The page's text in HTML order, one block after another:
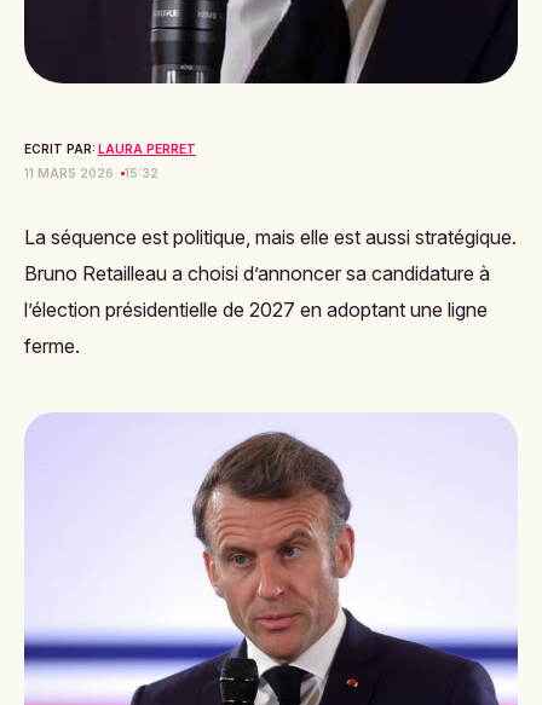
ECRIT PAR: LAURA PERRET
11 MARS 2026
15:32
La séquence est politique, mais elle est aussi stratégique.
Bruno Retailleau a choisi d’annoncer sa candidature à
l’élection présidentielle de 2027 en adoptant une ligne
ferme.